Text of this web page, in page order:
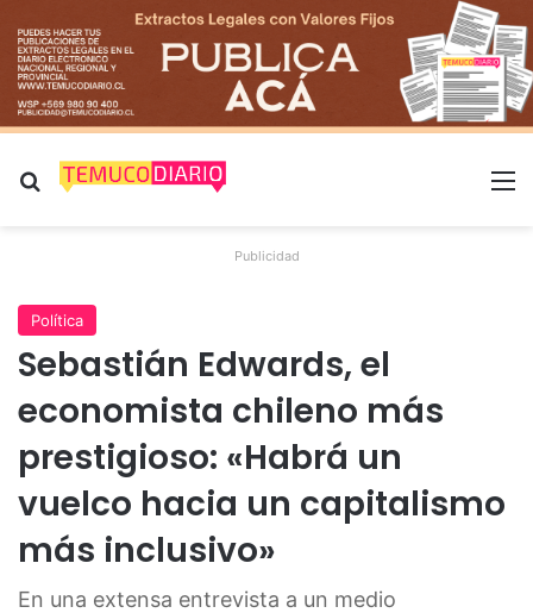
Buscar por
Publicidad
Política
Sebastián Edwards, el
economista chileno más
prestigioso: «Habrá un
vuelco hacia un capitalismo
más inclusivo»
En una extensa entrevista a un medio